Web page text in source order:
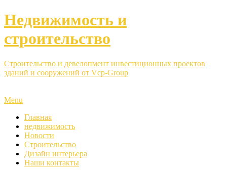
Недвижимость и
строительство
Строительство и девелопмент инвестиционных проектов
зданий и сооружений от Vcp-Group
Menu
Главная
недвижимость
Новости
Строительство
Дизайн интерьера
Наши контакты